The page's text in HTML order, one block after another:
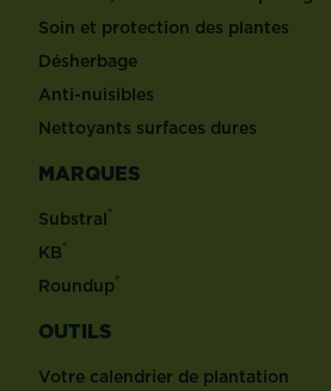
Soin et protection des plantes
Désherbage
Anti-nuisibles
Nettoyants surfaces dures
MARQUES
Substral®
KB®
Roundup®
OUTILS
Votre calendrier de plantation